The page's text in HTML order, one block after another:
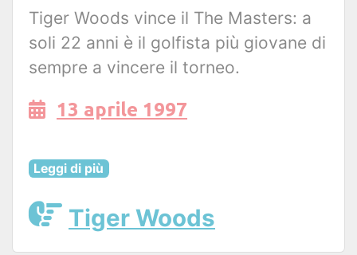
Tiger Woods vince il The Masters: a
soli 22 anni è il golfista più giovane di
sempre a vincere il torneo.
13 aprile 1997
Leggi di più
Tiger Woods